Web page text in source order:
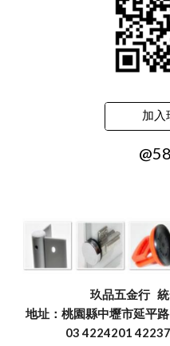
加入
玖品五金行
地址：桃園縣中壢市延平
03 4224201